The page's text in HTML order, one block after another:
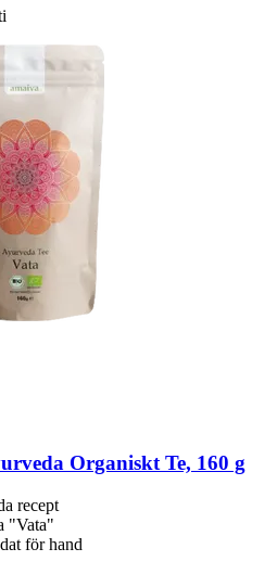
Organiskt Te, 160 g
recept
"Vata"
för hand